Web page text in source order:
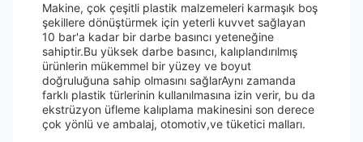
Makine, çok çeşitli plastik malzemeleri karmaşık boş
şekillere dönüştürmek için yeterli kuvvet sağlayan
10 bar'a kadar bir darbe basıncı yeteneğine
sahiptir.Bu yüksek darbe basıncı, kalıplandırılmış
ürünlerin mükemmel bir yüzey ve boyut
doğruluğuna sahip olmasını sağlarAynı zamanda
farklı plastik türlerinin kullanılmasına izin verir, bu da
ekstrüzyon üfleme kalıplama makinesini son derece
çok yönlü ve ambalaj, otomotiv,ve tüketici malları.